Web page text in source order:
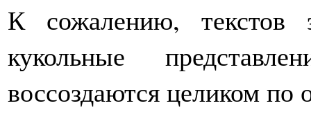
К сожалению, текстов
кукольные
воссоздаются целиком по